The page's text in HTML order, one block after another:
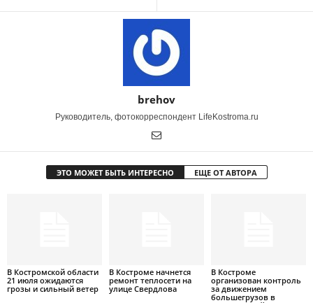
brehov
Руководитель, фотокорреспондент LifeKostroma.ru
ЭТО МОЖЕТ БЫТЬ ИНТЕРЕСНО ЕЩЕ ОТ АВТОРА
В Костромской области
21 июля ожидаются
грозы и сильный ветер
В Костроме начнется
ремонт теплосети на
улице Свердлова
В Костроме
организован контроль
за движением
большегрузов в